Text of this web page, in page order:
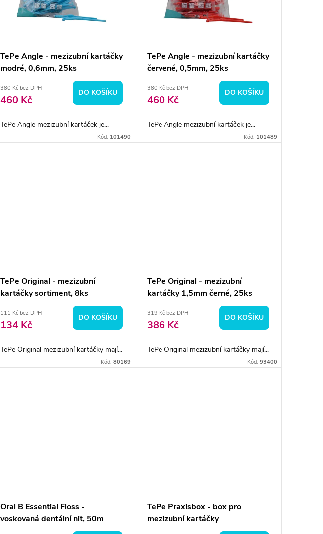
TePe Angle - mezizubní kartáčky
modré, 0,6mm, 25ks
380 Kč bez DPH
460 Kč
DO KOŠÍKU
TePe Angle mezizubní kartáček je...
Kód: 101490
TePe Angle - mezizubní kartáčky
červené, 0,5mm, 25ks
380 Kč bez DPH
460 Kč
DO KOŠÍKU
TePe Angle mezizubní kartáček je...
Kód: 101489
TePe Original - mezizubní
kartáčky sortiment, 8ks
111 Kč bez DPH
134 Kč
DO KOŠÍKU
TePe Original mezizubní kartáčky mají...
Kód: 80169
TePe Original - mezizubní
kartáčky 1,5mm černé, 25ks
319 Kč bez DPH
386 Kč
DO KOŠÍKU
TePe Original mezizubní kartáčky mají...
Kód: 93400
Oral B Essential Floss -
voskovaná dentální nit, 50m
TePe Praxisbox - box pro
mezizubní kartáčky